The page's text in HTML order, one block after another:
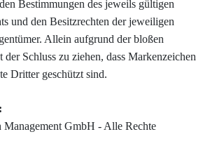
Bestimmungen des jeweils gültigen
und den Besitzrechten der jeweiligen
Allein aufgrund der bloßen
Schluss zu ziehen, dass Markenzeichen
Dritter geschützt sind.
GmbH - Alle Rechte